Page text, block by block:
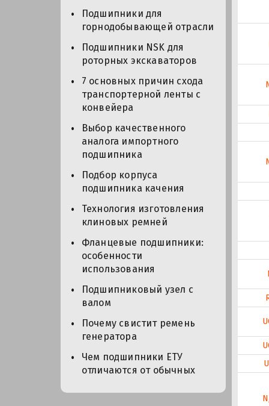
Подшипники для
горнодобывающей отрасли
Подшипники NSK для
роторных экскаваторов
7 основных причин схода
транспортерной ленты с
конвейера
Выбор качественного
аналога импортного
подшипника
Подбор корпуса
подшипника качения
Технология изготовления
клиновых ремней
Фланцевые подшипники:
особенности
использования
Подшипниковый узел с
валом
Почему свистит ремень
генератора
Чем подшипники ЕТУ
отличаются от обычных